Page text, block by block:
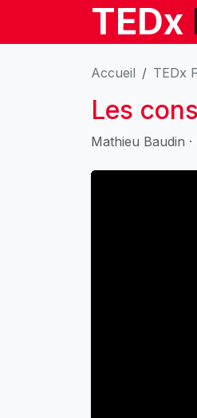
TEDx
Accueil TEDx
Les
Mathieu Baudin ·